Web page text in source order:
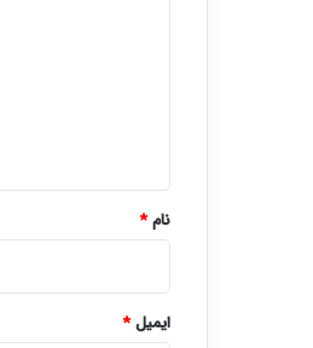
نام*
ایمیل*